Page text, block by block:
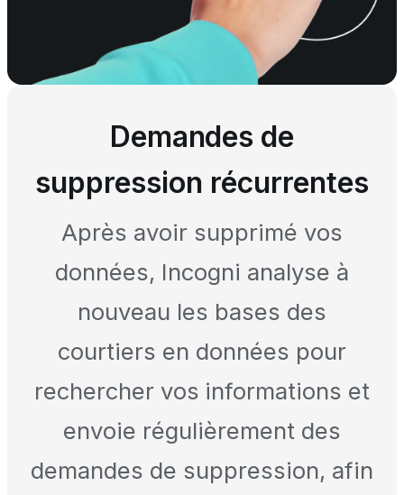
Demandes de
suppression récurrentes
Après avoir supprimé vos
données, Incogni analyse à
nouveau les bases des
courtiers en données pour
rechercher vos informations et
envoie régulièrement des
demandes de suppression, afin